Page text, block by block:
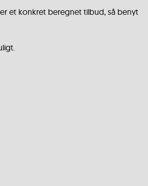
et konkret beregnet tilbud, så benyt